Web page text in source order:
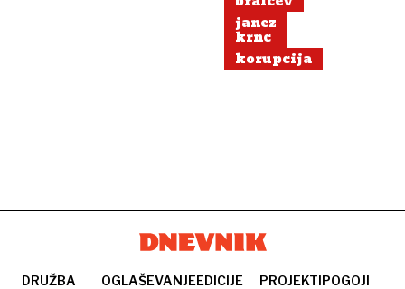
janez
krnc
korupcija
DRUŽBA
OGLAŠEVANJEEDICIJE
PROJEKTIPOGOJI